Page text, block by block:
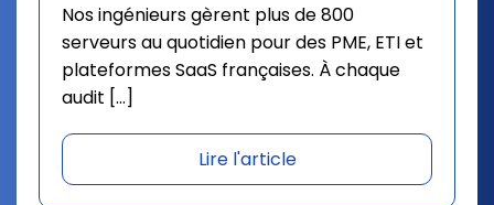
Nos ingénieurs gèrent plus de 800
serveurs au quotidien pour des PME, ETI et
plateformes SaaS françaises. À chaque
audit […]
Lire l'article